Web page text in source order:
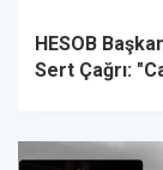
HESOB
Sert Çağrı: